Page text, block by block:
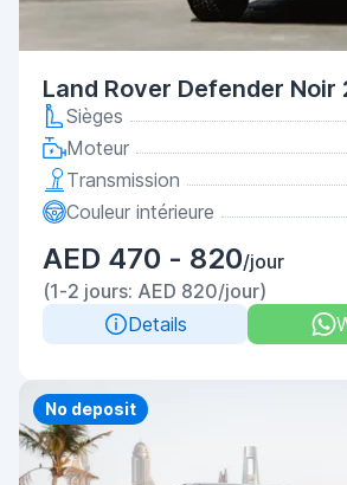
Land Rover Defender Noir
Sièges
Moteur
Transmission
Couleur intérieure
AED 470 - 820/jour
(1-2 jours: AED 820/jour)
Details
Priority
No deposit